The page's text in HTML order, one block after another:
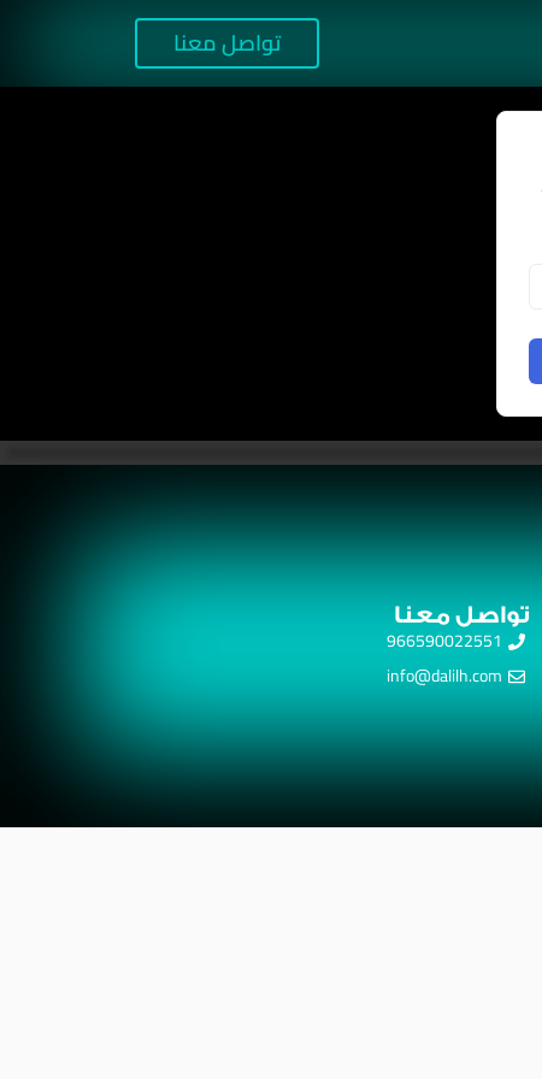
تواصل معنا
تواصل معنا
966590022551
info@dalilh.com